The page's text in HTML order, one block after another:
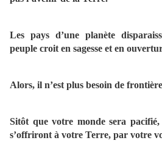
Les pays d’une planète
peuple croit en sagesse et en
Alors, il n’est plus besoin de
Sitôt que votre monde sera pacifié,
s’offriront à votre Terre, par votre